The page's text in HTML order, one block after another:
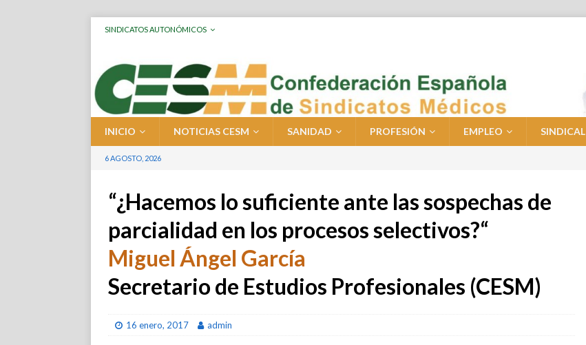
SINDICATOS AUTONÓMICOS
INICIO NOTICIAS CESM SANIDAD PROFESIÓN EMPLEO SINDICAL
6 AGOSTO, 2026
“¿Hacemos lo suficiente ante las sospechas de
parcialidad en los procesos selectivos?“
Miguel Ángel García
Secretario de Estudios Profesionales (CESM)
16 enero, 2017 admin